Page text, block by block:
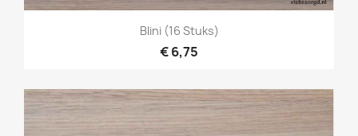
Blini (16 Stuks)
€ 6,75